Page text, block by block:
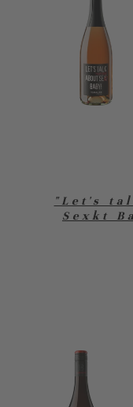
"Let's
Sexkt